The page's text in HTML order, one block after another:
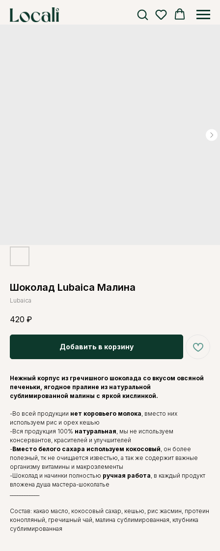
Шоколад Lubaica Малина
Lubaica
420 ₽
Добавить в корзину
Нежный корпус из гречишного шоколада со вкусом овсяной
печеньки, ягодное пралине из натуральной
сублимированной малины с яркой кислинкой.
-Во всей продукции нет коровьего молока, вместо них
используем рис и орех кешью
-Вся продукция 100% натуральная, мы не используем
консервантов, красителей и улучшителей
-Вместо белого сахара используем кокосовый, он более
полезный, тк не очищается известью, а так же содержит важные
организму витамины и макроэлементы
-Шоколад и начинки полностью ручная работа, в каждый продукт
вложена душа мастера-шоколатье
Состав: какао масло, кокосовый сахар, кешью, рис жасмин, протеин
конопляный, гречишный чай, малина сублимированная, клубника
сублимированная